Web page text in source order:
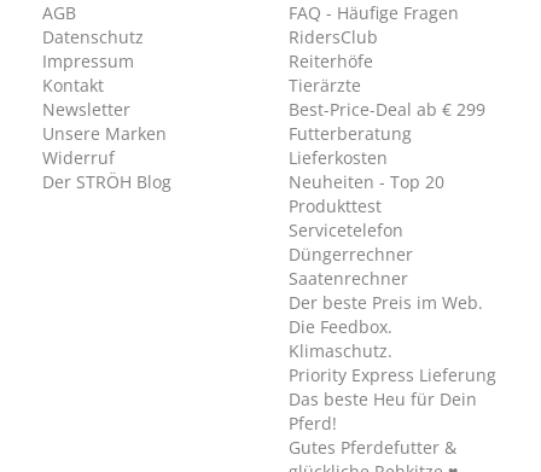
AGB
Datenschutz
Impressum
Kontakt
Newsletter
Unsere Marken
Widerruf
Der STRÖH Blog
FAQ - Häufige Fragen
RidersClub
Reiterhöfe
Tierärzte
Best-Price-Deal ab € 299
Futterberatung
Lieferkosten
Neuheiten - Top 20
Produkttest
Servicetelefon
Düngerrechner
Saatenrechner
Der beste Preis im Web.
Die Feedbox.
Klimaschutz.
Priority Express Lieferung
Das beste Heu für Dein
Pferd!
Gutes Pferdefutter &